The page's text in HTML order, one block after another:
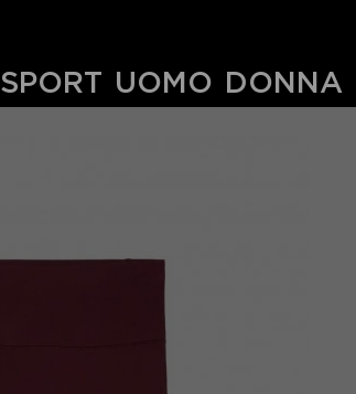
SPORT UOMO DONNA